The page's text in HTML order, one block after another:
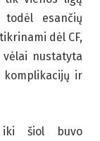
todėl esančių
dėl CF,
nustatyta
komplikacijų ir
iki šiol buvo